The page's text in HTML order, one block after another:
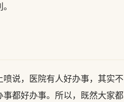
说，医院有人好办事，其实不
都好办事。所以，既然大家都